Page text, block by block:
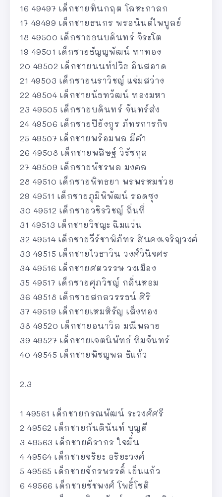
16 49497 เด็กชายทินกฤต โลหะกาลก
17 49499 เด็กชายธนกร พรอนันต์ไพบูลย์
18 49500 เด็กชายธนบดินทร์ จิระโต
19 49501 เด็กชายธัญญพัฒน์ ทาทอง
20 49502 เด็กชายนนท์ปวิธ อินสอาด
21 49503 เด็กชายนราวิชญ์ แจ่มสว่าง
22 49504 เด็กชายนัธทวัฒน์ ทองมหา
23 49505 เด็กชายบดินทร์ จันทร์ส่ง
24 49506 เด็กชายปิยังกูร ภัทรการกิจ
25 49507 เด็กชายพร้อมพล มีคำ
26 49508 เด็กชายพสิษฐ์ วิรัชกุล
27 49509 เด็กชายพัชรพล มงคล
28 49510 เด็กชายพิทธยา พรพรหมช่วย
29 49511 เด็กชายภูมิพิพัฒน์ รอดซุง
30 49512 เด็กชายวชิรวิชญ์ ถิ่นที่
31 49513 เด็กชายวิชญะ ฉิมแว่น
32 49514 เด็กชายวีร์ชาพิภัทร สินคงเจริญวงศ์
33 49515 เด็กชายไวธาวิน วงศ์วินิจศร
34 49516 เด็กชายศตวรรษ วงเมือง
35 49517 เด็กชายศุภวิชญ์ กลิ่นหอม
36 49518 เด็กชายสกลวรรธน์ ศิริ
37 49519 เด็กชายเหมหิรัญ เส็งทอง
38 49520 เด็กชายอนาวิล มณีพลาย
39 49527 เด็กชายเจตนิพัทธ์ ทิมจันทร์
40 49545 เด็กชายพิชญพล ธิแก้ว
2.3
1 49561 เด็กชายกรณพัฒน์ ระวงศ์ศรี
2 49562 เด็กชายกันตินันท์ บุญดี
3 49563 เด็กชายคิรากร ใจมั่น
4 49564 เด็กชายจริยะ อริยะวงศ์
5 49565 เด็กชายจักรพรรดิ์ เย็นแก้ว
6 49566 เด็กชายชัชพงศ์ โพธิ์โชติ